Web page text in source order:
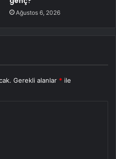
Ağustos 6, 2026
Gerekli alanlar * ile